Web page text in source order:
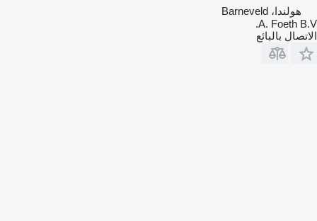
هولندا، Barneveld
A. Foeth B.V.
الاتصال بالبائع